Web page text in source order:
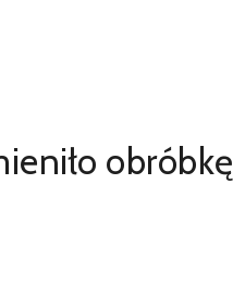
obróbkę